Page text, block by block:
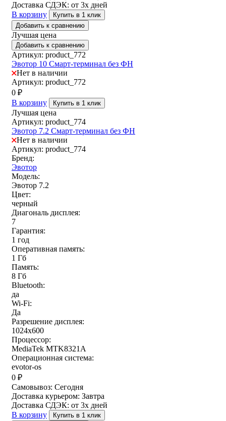
Доставка СДЭК: от 3х дней
В корзину
Купить в 1 клик
Добавить к сравнению
Лучшая цена
Добавить к сравнению
Артикул: product_772
Эвотор 10 Смарт-терминал без ФН
Нет в наличии
Артикул: product_772
0 ₽
В корзину
Купить в 1 клик
Лучшая цена
Артикул: product_774
Эвотор 7.2 Смарт-терминал без ФН
Нет в наличии
Артикул: product_774
Бренд:
Эвотор
Модель:
Эвотор 7.2
Цвет:
черный
Диагональ дисплея:
7
Гарантия:
1 год
Оперативная память:
1 Гб
Память:
8 Гб
Bluetooth:
да
Wi-Fi:
Да
Разрешение дисплея:
1024х600
Процессор:
MediaTek MTK8321A
Операционная система:
evotor-os
0 ₽
Самовывоз: Сегодня
Доставка курьером: Завтра
Доставка СДЭК: от 3х дней
В корзину
Купить в 1 клик